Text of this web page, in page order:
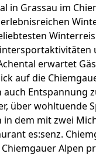
in Grassau im
erwartet
auf die
Entspannung
über wohltuende
dem mit zwei
es:senz.
Alpen